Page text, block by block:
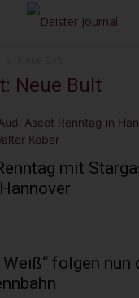
Neue Bult
mit
Weiß“ folgen nun